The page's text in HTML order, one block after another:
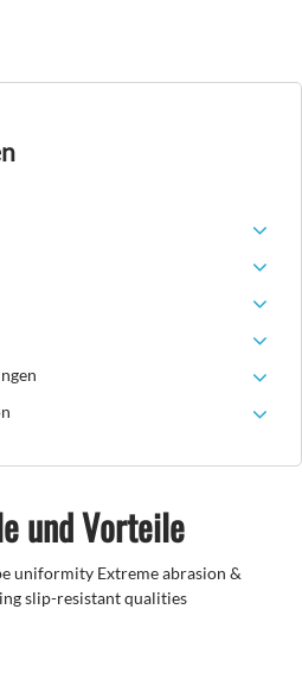
und Vorteile
uniformity Extreme abrasion &
slip-resistant qualities